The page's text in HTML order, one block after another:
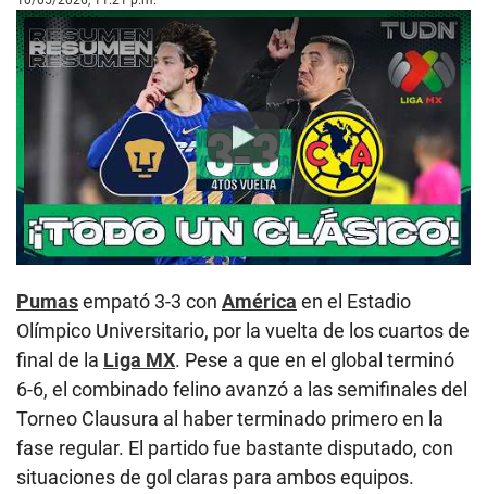
Play
Pumasempató 3-3 con América en el Estadio
Olímpico Universitario, por la vuelta de los cuartos de
final de la Liga MX. Pese a que en el global terminó
6-6, el combinado felino avanzó a las semifinales del
Torneo Clausura al haber terminado primero en la
fase regular. El partido fue bastante disputado, con
situaciones de gol claras para ambos equipos.